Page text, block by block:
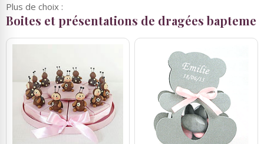
Plus de choix :
Boites et présentations de dragées bapteme